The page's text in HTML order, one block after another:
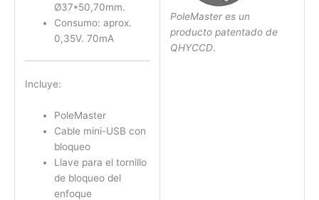
Ø37*50,70mm.
Consumo: aprox.
0,35V. 70mA
Incluye:
PoleMaster
Cable mini-USB con
bloqueo
Llave para el tornillo
de bloqueo del
enfoque
PoleMaster es un
producto patentado de
QHYCCD.